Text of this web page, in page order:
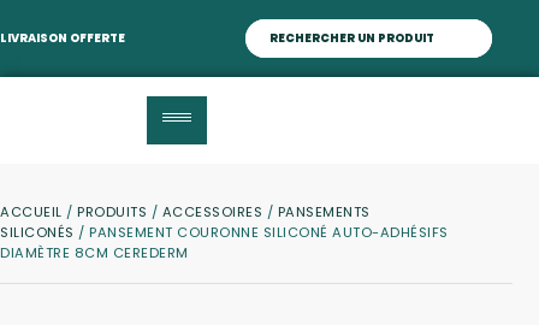
LIVRAISON OFFERTE
ACCUEIL / PRODUITS / ACCESSOIRES / PANSEMENTS
SILICONÉS / PANSEMENT COURONNE SILICONÉ AUTO-ADHÉSIFS
DIAMÈTRE 8CM CEREDERM